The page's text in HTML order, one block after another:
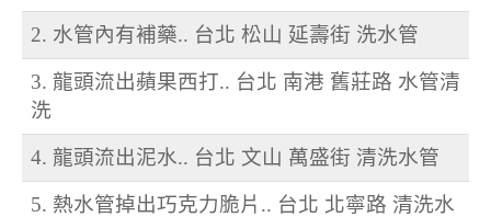
2. 水管內有補藥.. 台北 松山 延壽街 洗水管
3. 龍頭流出蘋果西打.. 台北 南港 舊莊路 水管清
洗
4. 龍頭流出泥水.. 台北 文山 萬盛街 清洗水管
5. 熱水管掉出巧克力脆片.. 台北 北寧路 清洗水